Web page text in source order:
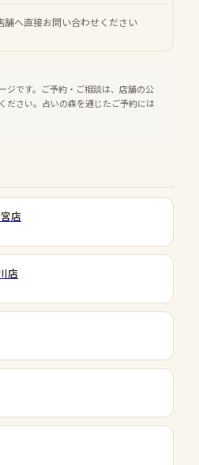
舗へ直接お問い合わせください
ジです。ご予約・ご相談は、店舗の公
ださい。占いの森を通じたご予約には
店
店